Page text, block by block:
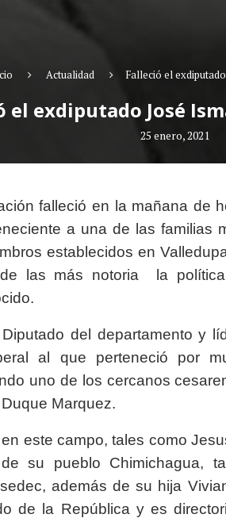
Actualidad Falleció el
el exdiputado José
25 enero, 2021
falleció en la mañana de
a una de las familias
establecidos en
las más notoria la
del departamento y
al que perteneció por
uno de los cercanos
Marquez.
este campo, tales como
su pueblo Chimichagua,
además de su hija
de la República y es